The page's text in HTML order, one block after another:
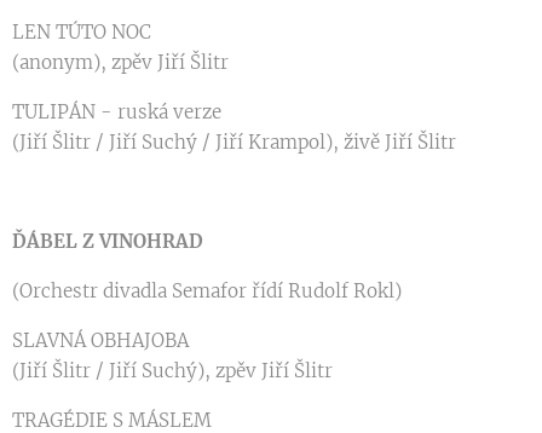
LEN TÚTO NOC
(anonym), zpěv Jiří Šlitr
TULIPÁN - ruská verze
(Jiří Šlitr / Jiří Suchý / Jiří Krampol), živě Jiří Šlitr
ĎÁBEL Z VINOHRAD
(Orchestr divadla Semafor řídí Rudolf Rokl)
SLAVNÁ OBHAJOBA
(Jiří Šlitr / Jiří Suchý), zpěv Jiří Šlitr
TRAGÉDIE S MÁSLEM